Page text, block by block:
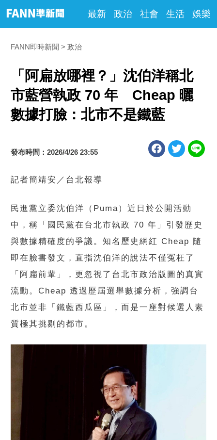
最新 政治 社會 生活 娛樂
FANN即時新聞 政治
「阿扁放哪裡？」沈伯洋稱北
市藍營執政 70 年 Cheap 曬
數據打臉：北市不是鐵藍
發布時間：2026/4/26 23:55
記者簡靖安／台北報導
民進黨立委沈伯洋（Puma）近日於公開活動
中，稱「國民黨在台北市執政 70 年」引發歷史
與數據精確度的爭議。知名歷史網紅 Cheap 隨
即在臉書發文，直指沈伯洋的說法不僅冤枉了
「阿扁前輩」，更忽視了台北市政治版圖的真實
流動。Cheap 透過歷屆選舉數據分析，強調台
北市並非「鐵藍西瓜區」，而是一座對候選人素
質極其挑剔的都市。